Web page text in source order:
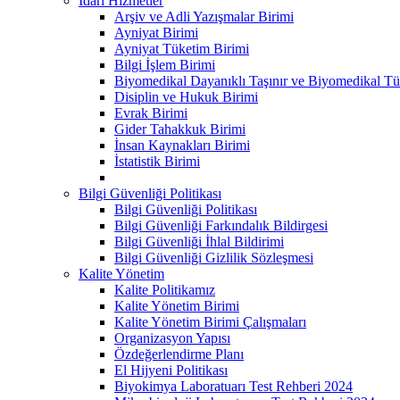
Arşiv ve Adli Yazışmalar Birimi
Ayniyat Birimi
Ayniyat Tüketim Birimi
Bilgi İşlem Birimi
Biyomedikal Dayanıklı Taşınır ve Biyomedikal
Disiplin ve Hukuk Birimi
Evrak Birimi
Gider Tahakkuk Birimi
İnsan Kaynakları Birimi
İstatistik Birimi
Bilgi Güvenliği Politikası
Bilgi Güvenliği Politikası
Bilgi Güvenliği Farkındalık Bildirgesi
Bilgi Güvenliği İhlal Bildirimi
Bilgi Güvenliği Gizlilik Sözleşmesi
Kalite Yönetim
Kalite Politikamız
Kalite Yönetim Birimi
Kalite Yönetim Birimi Çalışmaları
Organizasyon Yapısı
Özdeğerlendirme Planı
El Hijyeni Politikası
Biyokimya Laboratuarı Test Rehberi 2024